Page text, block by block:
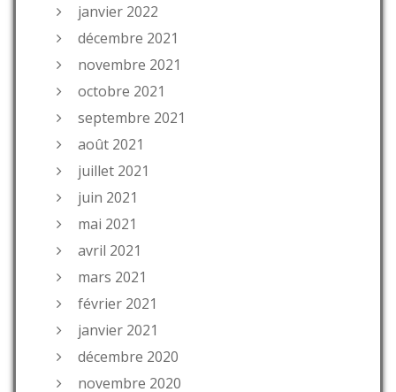
janvier 2022
décembre 2021
novembre 2021
octobre 2021
septembre 2021
août 2021
juillet 2021
juin 2021
mai 2021
avril 2021
mars 2021
février 2021
janvier 2021
décembre 2020
novembre 2020